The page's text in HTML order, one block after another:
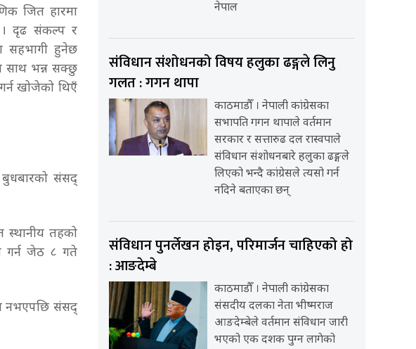
जित हारमा
। दृढ संकल्प र
सहभागी हुनेछ
साथ भन्न सक्छु
खोजेको थिएँ
बुधबारको संसद्
स्थानीय तहको
गर्न जेठ ८ गते
नभएपछि संसद्
नेपाल
संविधान संशोधनको विषय हलुका ढङ्गले लिनु
गलत : गगन थापा
काठमाडौँ । नेपाली कांग्रेसका
सभापति गगन थापाले वर्तमान
सरकार र सत्तारुढ दल रास्वपाले
संविधान संशोधनबारे हलुका ढङ्गले
लिएको भन्दै कांग्रेसले त्यसो गर्न
नदिने बताएका छन्
संविधान पुनर्लेखन होइन, परिमार्जन चाहिएको हो
: आङदेम्बे
काठमाडौँ । नेपाली कांग्रेसका
संसदीय दलका नेता भीष्मराज
आङदेम्बेले वर्तमान संविधान जारी
भएको एक दशक पुग्न लागेको